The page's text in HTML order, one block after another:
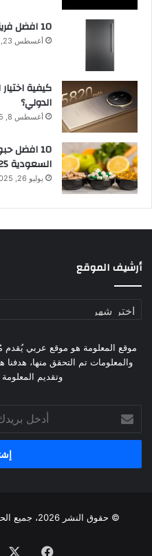
10 افضل فريزر عمودي​ في السعودية​ 2025
أغسطس 23, 2025
كيفية
الدولي؟
أغسطس 8, 2025
10 افضل
السعودية 2025
يوليو 26, 2025
أرشيف الموقع
أرشيف
موقع المعلومة هو موقع عربي
والمعلومات تم التحقق منها، هدفنا
وتقديم
بريدك
الإلكتروني
© حقوق النشر 2026، جميع الحقوق محفوظة |
فيسبوك